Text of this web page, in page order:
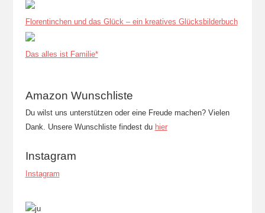
Florentinchen und das Glück – ein kreatives Glücksbilderbuch
Das alles ist Familie*
Amazon Wunschliste
Du wilst uns unterstützen oder eine Freude machen? Vielen
Dank. Unsere Wunschliste findest du hier
Instagram
Instagram